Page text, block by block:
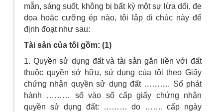
mẫn, sáng suốt, không bị bất kỳ một sự lừa dối, đe
dọa hoặc cưỡng ép nào, tôi lập di chúc này để
định đoạt như sau:
Tài sản của tôi gồm: (1)
1. Quyền sử dụng đất và tài sản gắn liền với đất
thuộc quyền sở hữu, sử dụng của tôi theo Giấy
chứng nhận quyền sử dụng đất ………. Số phát
hành ……… số vào sổ cấp giấy chứng nhận
quyền sử dụng đất: ……… do ……. cấp ngày